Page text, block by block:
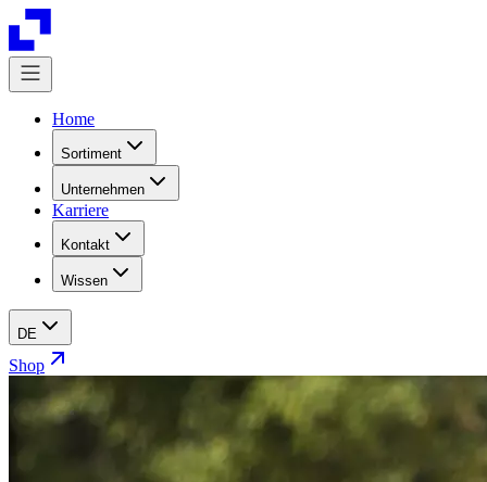
Home
Sortiment
Unternehmen
Karriere
Kontakt
Wissen
DE
Shop